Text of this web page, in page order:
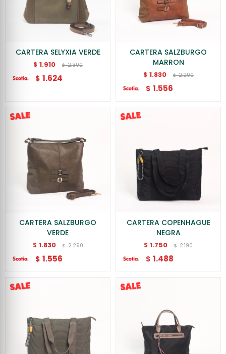
CARTERA SELYXIA VERDE
$ 1.910 $ 2.390
$ 1.624
CARTERA SALZBURGO
MARRON
$ 1.830 $ 2.290
$ 1.556
CARTERA SALZBURGO
VERDE
$ 1.830 $ 2.290
$ 1.556
CARTERA COPENHAGUE
NEGRA
$ 1.750 $ 2.190
$ 1.488